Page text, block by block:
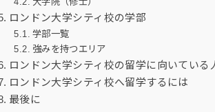
ロンドン大学シティ校の学部
学部一覧
強みを持つエリア
ロンドン大学シティ校の留学に向いている
ロンドン大学シティ校へ留学するには
最後に